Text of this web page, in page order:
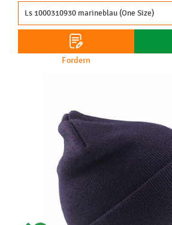
Fordern